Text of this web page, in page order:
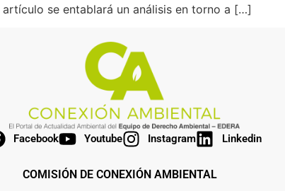
se entablará un análisis en torno a […]
Facebook Youtube Instagram Linkedin
COMISIÓN DE CONEXIÓN AMBIENTAL